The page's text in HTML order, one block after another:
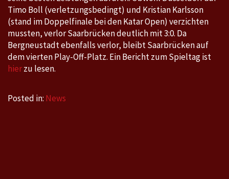
Timo Boll (verletzungsbedingt) und Kristian Karlsson
(stand im Doppelfinale bei den Katar Open) verzichten
mussten, verlor Saarbrücken deutlich mit 3:0. Da
Bergneustadt ebenfalls verlor, bleibt Saarbrücken auf
dem vierten Play-Off-Platz. Ein Bericht zum Spieltag ist
hierzu lesen.
Posted in: News